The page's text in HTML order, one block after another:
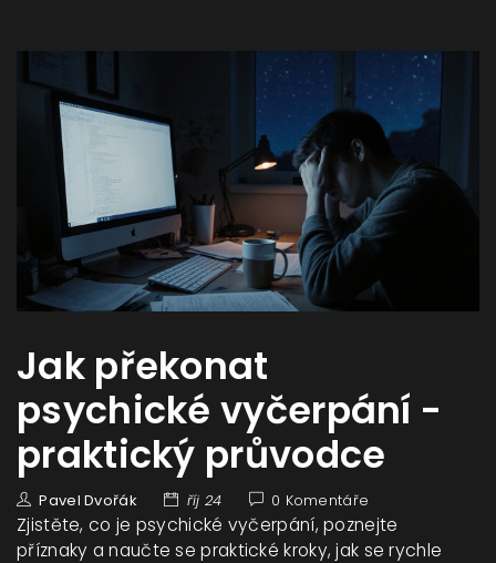
Jak překonat
psychické vyčerpání -
praktický průvodce
Pavel Dvořák říj 24 0 Komentáře
Zjistěte, co je psychické vyčerpání, poznejte
příznaky a naučte se praktické kroky, jak se rychle